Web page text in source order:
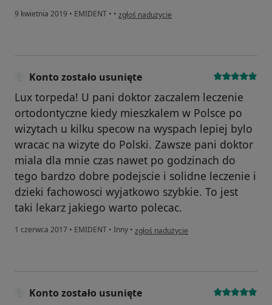
9 kwietnia 2019 • EMIDENT • • w opinii użytkownika Konto zostało usunięte
zgłoś nadużycie
Konto zostało usunięte
Lux torpeda! U pani doktor zaczalem leczenie
ortodontyczne kiedy mieszkalem w Polsce po
wizytach u kilku specow na wyspach lepiej bylo
wracac na wizyte do Polski. Zawsze pani doktor
miala dla mnie czas nawet po godzinach do
tego bardzo dobre podejscie i solidne leczenie i
dzieki fachowosci wyjatkowo szybkie. To jest
taki lekarz jakiego warto polecac.
1 czerwca 2017 • EMIDENT • Inny • w opinii użytkownika Konto zostało
zgłoś nadużycie
Konto zostało usunięte